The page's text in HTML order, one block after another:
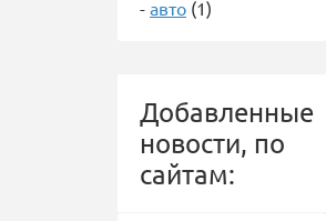
- авто (1)
Добавленные
новости, по
сайтам: